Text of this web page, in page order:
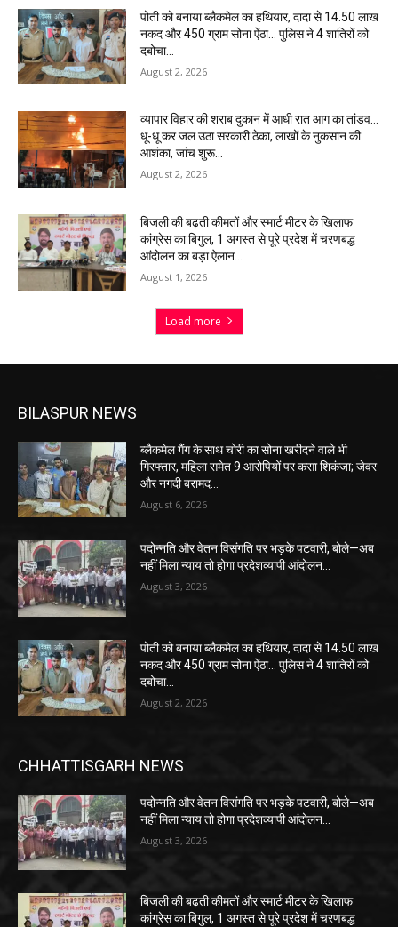
पोती को बनाया ब्लैकमेल का हथियार, दादा से 14.50 लाख
नकद और 450 ग्राम सोना ऐंठा… पुलिस ने 4 शातिरों को
दबोचा…
August 2, 2026
व्यापार विहार की शराब दुकान में आधी रात आग का तांडव…
धू-धू कर जल उठा सरकारी ठेका, लाखों के नुकसान की
आशंका, जांच शुरू…
August 2, 2026
बिजली की बढ़ती कीमतों और स्मार्ट मीटर के खिलाफ
कांग्रेस का बिगुल, 1 अगस्त से पूरे प्रदेश में चरणबद्ध
आंदोलन का बड़ा ऐलान…
August 1, 2026
Load more
BILASPUR NEWS
ब्लैकमेल गैंग के साथ चोरी का सोना खरीदने वाले भी
गिरफ्तार, महिला समेत 9 आरोपियों पर कसा शिकंजा; जेवर
और नगदी बरामद…
August 6, 2026
पदोन्नति और वेतन विसंगति पर भड़के पटवारी, बोले—अब
नहीं मिला न्याय तो होगा प्रदेशव्यापी आंदोलन…
August 3, 2026
पोती को बनाया ब्लैकमेल का हथियार, दादा से 14.50 लाख
नकद और 450 ग्राम सोना ऐंठा… पुलिस ने 4 शातिरों को
दबोचा…
August 2, 2026
CHHATTISGARH NEWS
पदोन्नति और वेतन विसंगति पर भड़के पटवारी, बोले—अब
नहीं मिला न्याय तो होगा प्रदेशव्यापी आंदोलन…
August 3, 2026
बिजली की बढ़ती कीमतों और स्मार्ट मीटर के खिलाफ
कांग्रेस का बिगुल, 1 अगस्त से पूरे प्रदेश में चरणबद्ध